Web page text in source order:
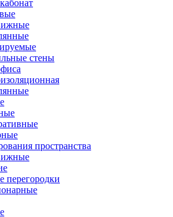
стены
пространства
перегородки